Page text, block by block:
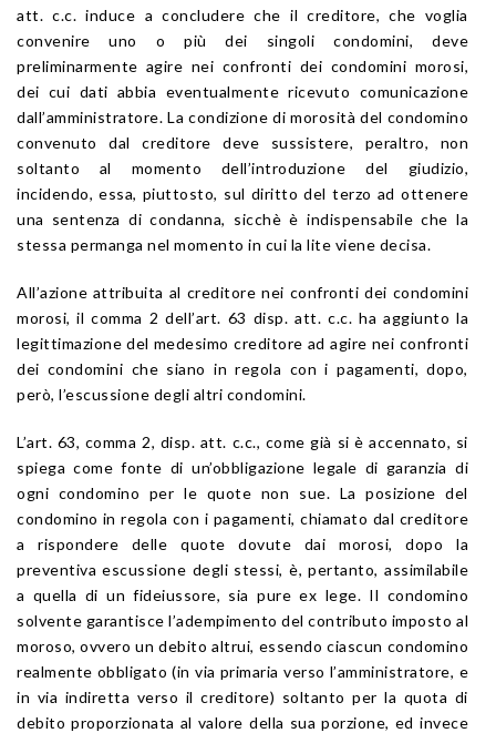
att. c.c. induce a concludere che il creditore, che voglia
convenire uno o più dei singoli condomini, deve
preliminarmente agire nei confronti dei condomini morosi,
dei cui dati abbia eventualmente ricevuto comunicazione
dall’amministratore. La condizione di morosità del condomino
convenuto dal creditore deve sussistere, peraltro, non
soltanto al momento dell’introduzione del giudizio,
incidendo, essa, piuttosto, sul diritto del terzo ad ottenere
una sentenza di condanna, sicchè è indispensabile che la
stessa permanga nel momento in cui la lite viene decisa.
All’azione attribuita al creditore nei confronti dei condomini
morosi, il comma 2 dell’art. 63 disp. att. c.c. ha aggiunto la
legittimazione del medesimo creditore ad agire nei confronti
dei condomini che siano in regola con i pagamenti, dopo,
però, l’escussione degli altri condomini.
L’art. 63, comma 2, disp. att. c.c., come già si è accennato, si
spiega come fonte di un’obbligazione legale di garanzia di
ogni condomino per le quote non sue. La posizione del
condomino in regola con i pagamenti, chiamato dal creditore
a rispondere delle quote dovute dai morosi, dopo la
preventiva escussione degli stessi, è, pertanto, assimilabile
a quella di un fideiussore, sia pure ex lege. Il condomino
solvente garantisce l’adempimento del contributo imposto al
moroso, ovvero un debito altrui, essendo ciascun condomino
realmente obbligato (in via primaria verso l’amministratore, e
in via indiretta verso il creditore) soltanto per la quota di
debito proporzionata al valore della sua porzione, ed invece